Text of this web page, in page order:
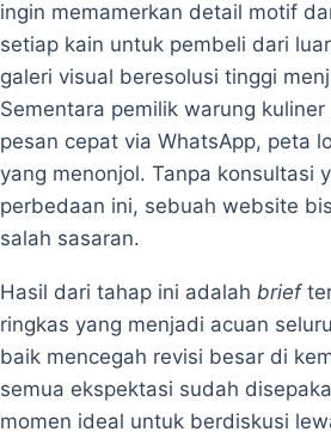
ingin memamerkan detail motif
setiap kain untuk pembeli dari
galeri visual beresolusi tinggi
Sementara pemilik warung
pesan cepat via WhatsApp, peta
yang menonjol. Tanpa konsultasi
perbedaan ini, sebuah website
salah sasaran.
Hasil dari tahap ini adalah brief
ringkas yang menjadi acuan
baik mencegah revisi besar di
semua ekspektasi sudah
momen ideal untuk berdiskusi